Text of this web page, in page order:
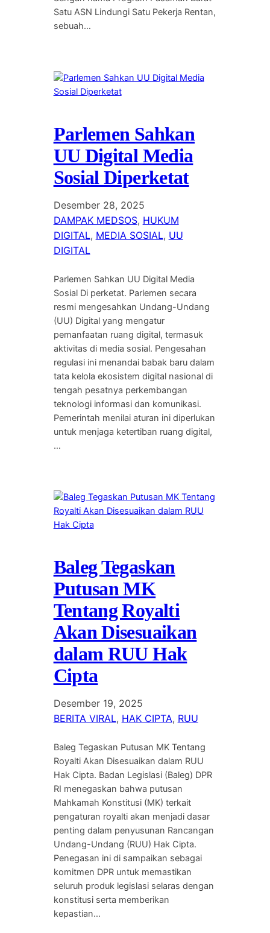
Satu ASN Lindungi Satu Pekerja Rentan,
sebuah…
Parlemen Sahkan
UU Digital Media
Sosial Diperketat
Desember 28, 2025
DAMPAK MEDSOS, HUKUM
DIGITAL, MEDIA SOSIAL, UU
DIGITAL
Parlemen Sahkan UU Digital Media
Sosial Di perketat. Parlemen secara
resmi mengesahkan Undang-Undang
(UU) Digital yang mengatur
pemanfaatan ruang digital, termasuk
aktivitas di media sosial. Pengesahan
regulasi ini menandai babak baru dalam
tata kelola ekosistem digital nasional di
tengah pesatnya perkembangan
teknologi informasi dan komunikasi.
Pemerintah menilai aturan ini diperlukan
untuk menjaga ketertiban ruang digital,
…
Baleg Tegaskan
Putusan MK
Tentang Royalti
Akan Disesuaikan
dalam RUU Hak
Cipta
Desember 19, 2025
BERITA VIRAL, HAK CIPTA, RUU
Baleg Tegaskan Putusan MK Tentang
Royalti Akan Disesuaikan dalam RUU
Hak Cipta. Badan Legislasi (Baleg) DPR
RI menegaskan bahwa putusan
Mahkamah Konstitusi (MK) terkait
pengaturan royalti akan menjadi dasar
penting dalam penyusunan Rancangan
Undang-Undang (RUU) Hak Cipta.
Penegasan ini di sampaikan sebagai
komitmen DPR untuk memastikan
seluruh produk legislasi selaras dengan
konstitusi serta memberikan
kepastian…